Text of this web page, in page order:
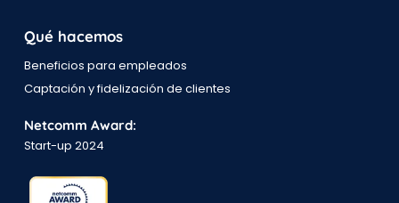
Qué hacemos
Beneficios para empleados
Captación y fidelización de clientes
Netcomm Award:
Start-up 2024